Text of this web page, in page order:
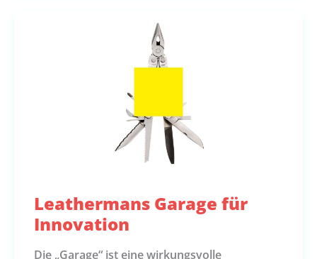
Leathermans Garage für
Innovation
Die „Garage“ ist eine wirkungsvolle